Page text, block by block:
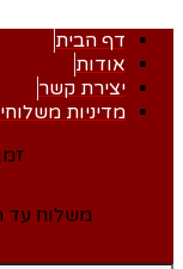
דף הבית
אודות
יצירת קשר
מדיניות
זמן
משלוח עד